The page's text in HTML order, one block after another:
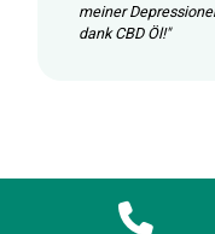
meiner
dank CBD Öl!"